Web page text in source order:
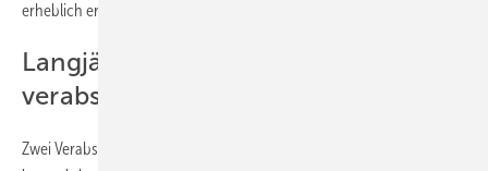
erheblich erschweren.
Langjährige Teilnehmer
verabschiedet
Zwei Verabschiedungen: Seine letzte Teilnahme vor dem Ruhestand